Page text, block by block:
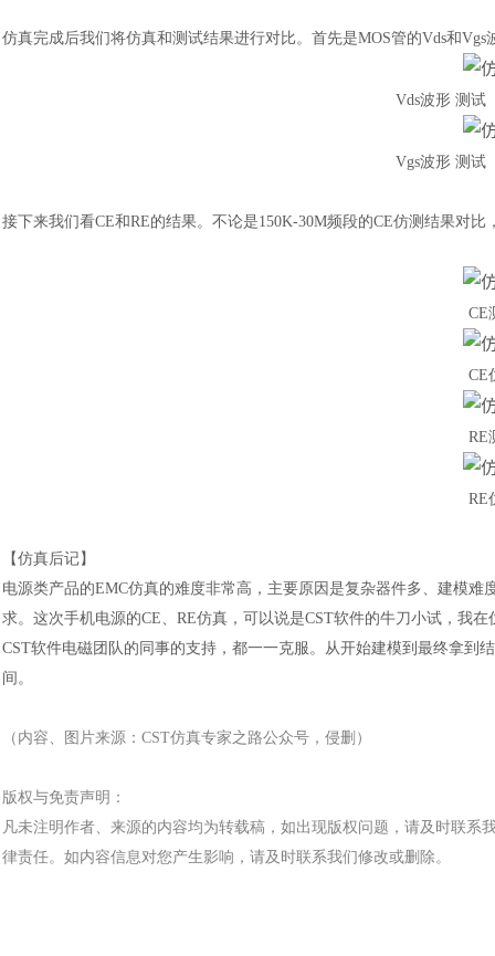
仿真完成后我们将仿真和测试结果进行对比。首先是MOS管的Vds和
Vds波形 测试
Vgs波形 测试
接下来我们看CE和RE的结果。不论是150K-30M频段的CE仿测结果对
CE
CE
RE
RE
【仿真后记】
电源类产品的EMC仿真的难度非常高，主要原因是复杂器件多、建模
求。这次手机电源的CE、RE仿真，可以说是CST软件的牛刀小试，我
CST软件电磁团队的同事的支持，都一一克服。从开始建模到最终拿到
间。
（内容、图片来源： CST仿真专家之路公众号，侵删）
版权与免责声明：
凡未注明作者、来源的内容均为转载稿，如出现版权问题，请及时联
律责任。如内容信息对您产生影响，请及时联系我们修改或删除。
汽车交通